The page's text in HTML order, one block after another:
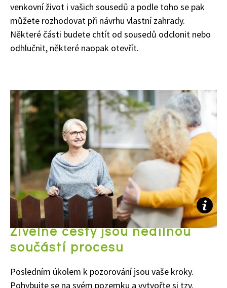
venkovní život i vašich sousedů a podle toho se pak
můžete rozhodovat při návrhu vlastní zahrady.
Některé části budete chtít od sousedů odclonit nebo
odhlučnit, některé naopak otevřít.
Živelné cesty jsou nedílnou
součástí procesu
Posledním úkolem k pozorování jsou vaše kroky.
Pohybujte se na svém pozemku a vytvořte si tzv.